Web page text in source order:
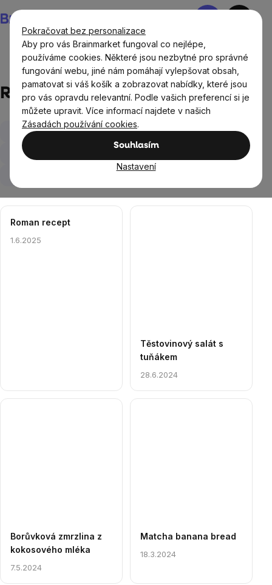
Pokračovat bez personalizace
Aby pro vás Brainmarket fungoval co nejlépe,
používáme cookies. Některé jsou nezbytné pro správné
fungování webu, jiné nám pomáhají vylepšovat obsah,
pamatovat si váš košík a zobrazovat nabídky, které jsou
pro vás opravdu relevantní. Podle vašich preferencí si je
můžete upravit. Více informací najdete v našich
Zásadách používání cookies.
Souhlasím
Nastavení
na
obsah
Nákupní
Recepty
Recepty
Snídaně Nápoje Saláty Rychlá jídla
Polévky
Sladké recepty
Výpis
článků
Roman recept
1.6.2025
Těstovinový salát s
tuňákem
28.6.2024
Borůvková zmrzlina z
kokosového mléka
7.5.2024
Matcha banana bread
18.3.2024